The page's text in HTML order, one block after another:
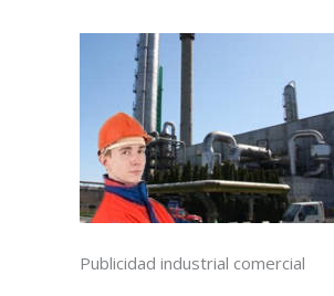
Publicidad industrial comercial